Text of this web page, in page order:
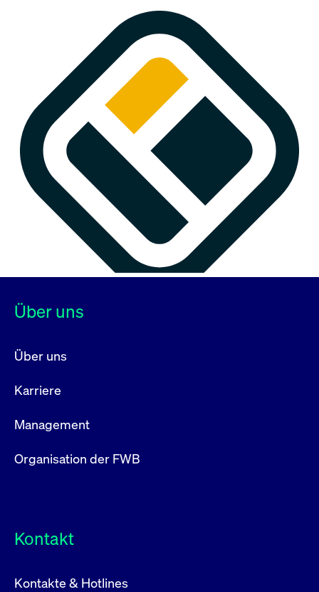
Über uns
Über uns
Karriere
Management
Organisation der FWB
Kontakt
Kontakte & Hotlines